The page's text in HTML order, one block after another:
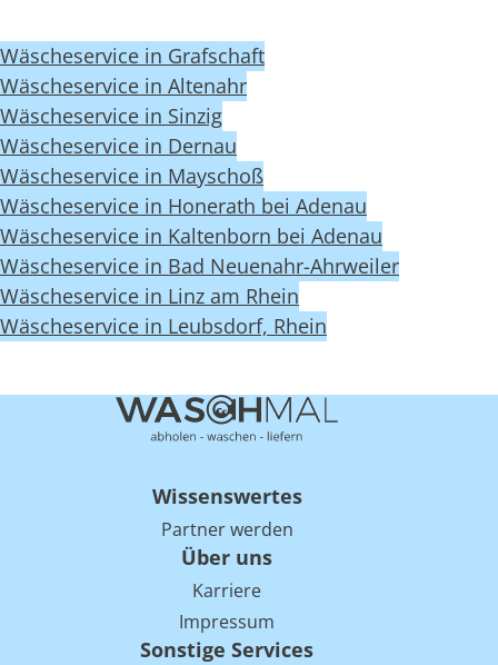
Wäscheservice in Grafschaft
Wäscheservice in Altenahr
Wäscheservice in Sinzig
Wäscheservice in Dernau
Wäscheservice in Mayschoß
Wäscheservice in Honerath bei Adenau
Wäscheservice in Kaltenborn bei Adenau
Wäscheservice in Bad Neuenahr-Ahrweiler
Wäscheservice in Linz am Rhein
Wäscheservice in Leubsdorf, Rhein
Wissenswertes
Partner werden
Über uns
Karriere
Impressum
Sonstige Services